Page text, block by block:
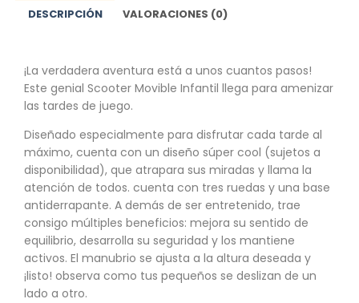
DESCRIPCIÓN VALORACIONES (0)
¡La verdadera aventura está a unos cuantos pasos!
Este genial Scooter Movible Infantil llega para amenizar
las tardes de juego.
Diseñado especialmente para disfrutar cada tarde al
máximo, cuenta con un diseño súper cool (sujetos a
disponibilidad), que atrapara sus miradas y llama la
atención de todos. cuenta con tres ruedas y una base
antiderrapante. A demás de ser entretenido, trae
consigo múltiples beneficios: mejora su sentido de
equilibrio, desarrolla su seguridad y los mantiene
activos. El manubrio se ajusta a la altura deseada y
¡listo! observa como tus pequeños se deslizan de un
lado a otro.